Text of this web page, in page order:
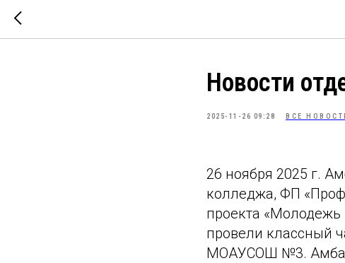
Новости
2025-11-26 09:28 ВСЕ
26 ноября 2025 г.
колледжа, ФП
проекта «Молодежь
провели классный
МОАУСОШ №3.